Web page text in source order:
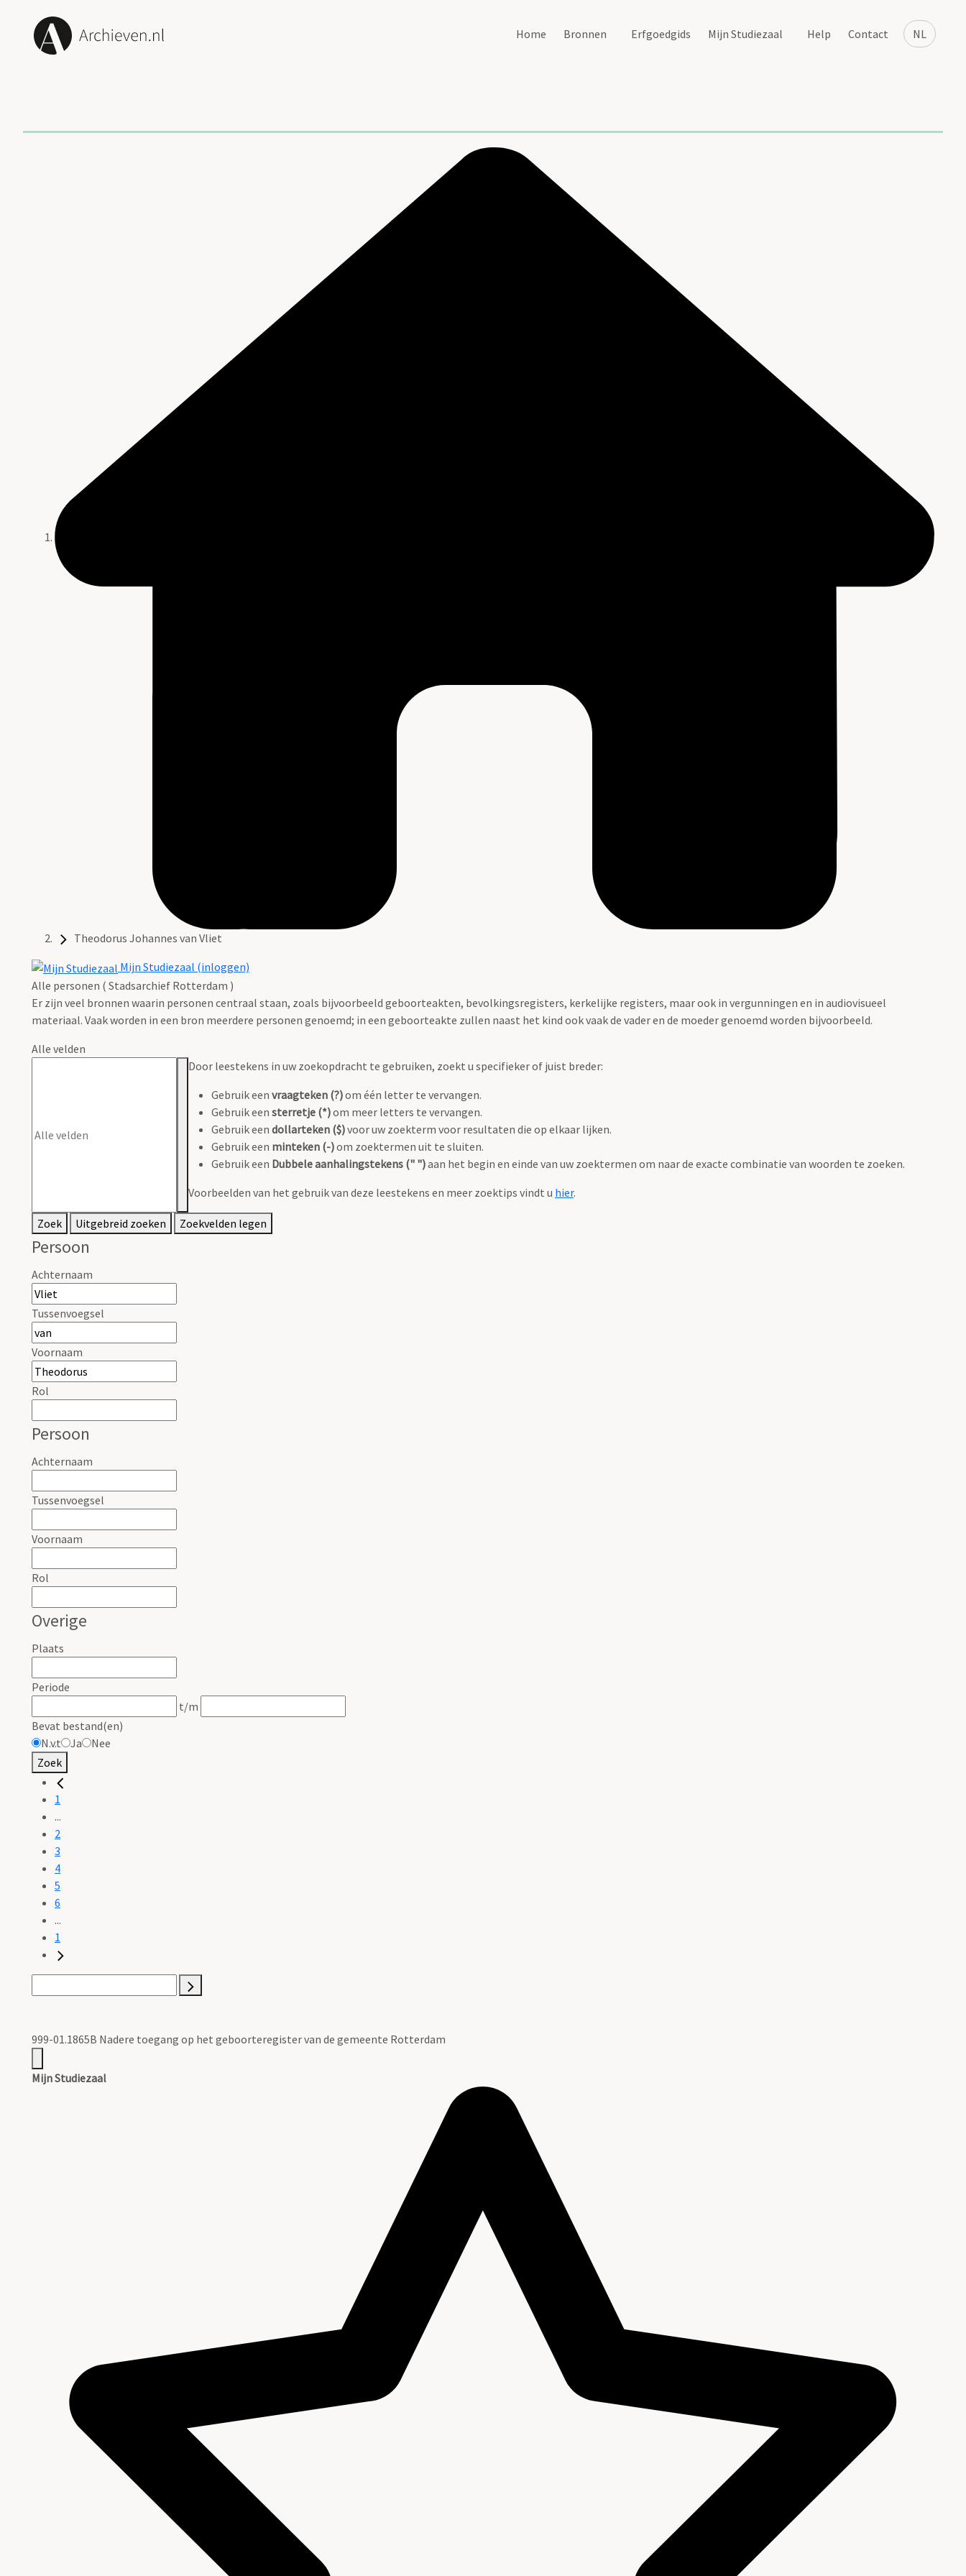
NL
Home Bronnen Erfgoedgids Mijn Studiezaal Help Contact
Theodorus Johannes van Vliet
Mijn Studiezaal (inloggen)
Alle personen ( Stadsarchief Rotterdam )
Er zijn veel bronnen waarin personen centraal staan, zoals bijvoorbeeld geboorteakten, bevolkingsregisters, kerkelijke registers, maar ook in vergunningen en in audiovisueel
materiaal. Vaak worden in een bron meerdere personen genoemd; in een geboorteakte zullen naast het kind ook vaak de vader en de moeder genoemd worden bijvoorbeeld.
Alle velden
Door leestekens in uw zoekopdracht te gebruiken, zoekt u specifieker of juist breder:
Gebruik een vraagteken (?)om één letter te vervangen.
Gebruik een sterretje (*)om meer letters te vervangen.
Gebruik een dollarteken ($)voor uw zoekterm voor resultaten die op elkaar lijken.
Gebruik een minteken (-)om zoektermen uit te sluiten.
Gebruik een Dubbele aanhalingstekens (" ")aan het begin en einde van uw zoektermen om naar de exacte combinatie van woorden te zoeken.
Voorbeelden van het gebruik van deze leestekens en meer zoektips vindt u hier.
Zoek Uitgebreid zoeken Zoekvelden legen
Persoon
Achternaam
Tussenvoegsel
Voornaam
Rol
Persoon
Achternaam
Tussenvoegsel
Voornaam
Rol
Overige
Plaats
Periode
t/m
Bevat bestand(en)
N.v.t
Ja
Nee
Zoek
1
...
2
3
4
5
6
...
1
999-01.1865B Nadere toegang op het geboorteregister van de gemeente Rotterdam
Mijn Studiezaal